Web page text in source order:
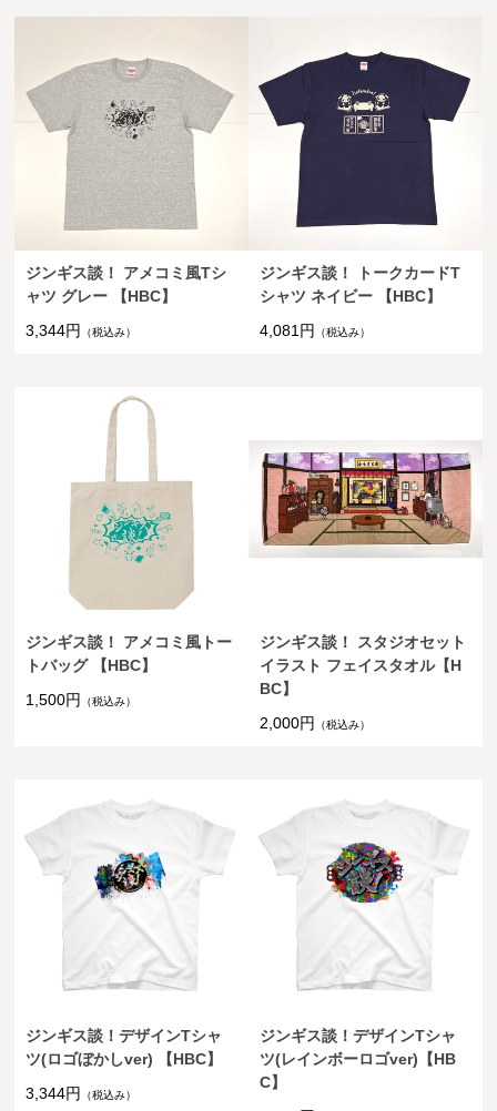
ジンギス談！ アメコミ風Tシ
ャツ グレー 【HBC】
3,344円
（税込み）
ジンギス談！ トークカードT
シャツ ネイビー 【HBC】
4,081円 （税込み）
ジンギス談！ アメコミ風トー
トバッグ 【HBC】
1,500円
（税込み）
ジンギス談！ スタジオセット
イラスト フェイスタオル【H
BC】
2,000円
（税込み）
ジンギス談！デザインTシャ
ツ(ロゴぼかしver) 【HBC】
3,344円
（税込み）
ジンギス談！デザインTシャ
ツ(レインボーロゴver)【HB
C】